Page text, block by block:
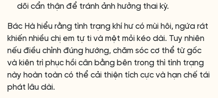
dõi cẩn thận để tránh ảnh hưởng thai kỳ.
Bác Hà hiểu rằng tình trạng khí hư có mùi hôi, ngứa rát
khiến nhiều chị em tự ti và mệt mỏi kéo dài. Tuy nhiên
nếu điều chỉnh đúng hướng, chăm sóc cơ thể từ gốc
và kiên trì phục hồi cân bằng bên trong thì tình trạng
này hoàn toàn có thể cải thiện tích cực và hạn chế tái
phát lâu dài.